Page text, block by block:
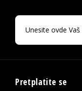
Pretplatite se